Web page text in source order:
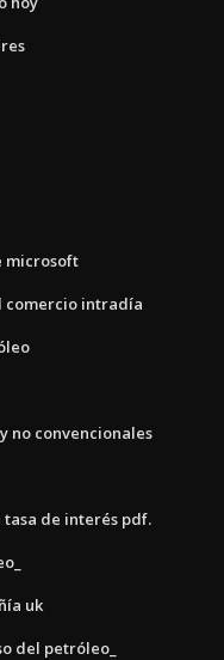
microsoft
comercio intradía
no convencionales
de interés pdf.
uk
del petróleo_